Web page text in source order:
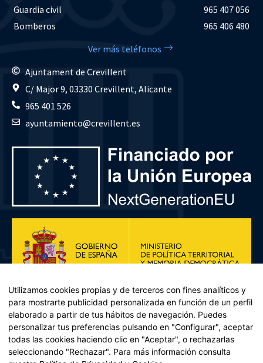
Guardia civil
965 407 056
Bomberos
965 406 480
Ver más teléfonos
Ajuntament de Crevillent
C/ Major 9, 03330 Crevillent, Alicante
965 401 526
ayuntamiento@crevillent.es
Utilizamos cookies propias y de terceros con fines analíticos y
para mostrarte publicidad personalizada en función de un perfil
elaborado a partir de tus hábitos de navegación. Puedes
personalizar tus preferencias pulsando en "Configurar", aceptar
todas las cookies haciendo clic en "Aceptar", o rechazarlas
seleccionando "Rechazar". Para más información consulta